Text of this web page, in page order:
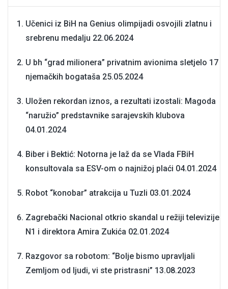
Učenici iz BiH na Genius olimpijadi osvojili zlatnu i
srebrenu medalju 22.06.2024
U bh “grad milionera” privatnim avionima sletjelo 17
njemačkih bogataša 25.05.2024
Uložen rekordan iznos, a rezultati izostali: Magoda
“naružio” predstavnike sarajevskih klubova
04.01.2024
Biber i Bektić: Notorna je laž da se Vlada FBiH
konsultovala sa ESV-om o najnižoj plaći 04.01.2024
Robot “konobar” atrakcija u Tuzli 03.01.2024
Zagrebački Nacional otkrio skandal u režiji televizije
N1 i direktora Amira Zukića 02.01.2024
Razgovor sa robotom: “Bolje bismo upravljali
Zemljom od ljudi, vi ste pristrasni” 13.08.2023